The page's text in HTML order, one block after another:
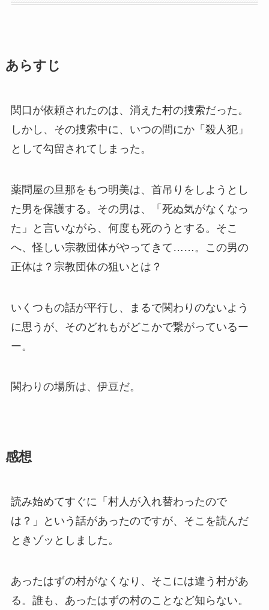
あらすじ
関口が依頼されたのは、消えた村の捜索だった。
しかし、その捜索中に、いつの間にか「殺人犯」
として勾留されてしまった。
薬問屋の旦那をもつ明美は、首吊りをしようとし
た男を保護する。その男は、「死ぬ気がなくなっ
た」と言いながら、何度も死のうとする。そこ
へ、怪しい宗教団体がやってきて……。この男の
正体は？宗教団体の狙いとは？
いくつもの話が平行し、まるで関わりのないよう
に思うが、そのどれもがどこかで繋がっているー
ー。
関わりの場所は、伊豆だ。
感想
読み始めてすぐに「村人が入れ替わったので
は？」という話があったのですが、そこを読んだ
ときゾッとしました。
あったはずの村がなくなり、そこには違う村があ
る。誰も、あったはずの村のことなど知らない。